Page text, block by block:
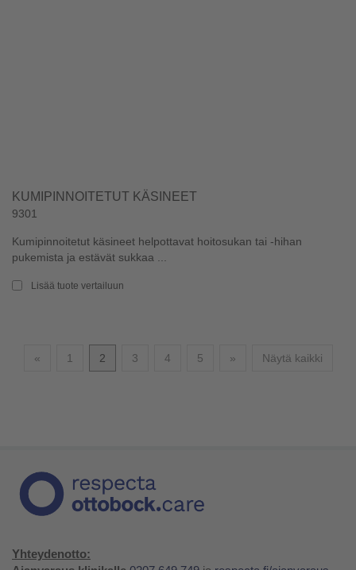
KUMIPINNOITETUT KÄSINEET
9301
Kumipinnoitetut käsineet helpottavat hoitosukan tai -hihan
pukemista ja estävät sukkaa ...
Lisää tuote vertailuun
«Edellinen
1 2 3 4 5 »SeuraavaNäytä kaikki
Yhteydenotto: